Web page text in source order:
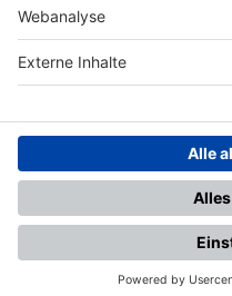
Nutzungsbedingungen